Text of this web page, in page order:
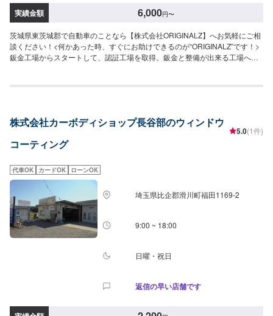
実績金額 6,000円〜
茨城県東茨城郡で自動車のことなら【株式会社ORIGINALZ】へお気軽にご相
談ください！<何かあった時、すぐにお助けできるのが“ORIGINALZ”です！>
鈑金工場からスタートして、認証工場を取得。鈑金と整備が出来る工場へと
す。信頼と安心をお届けし、最後には笑顔になっていただけるよう努めま
スタムなどにも力を入れ、工場での一貫作業として今までのノウハウを生か
しております。当店はただ車を修理したり販売するだけでなく、お客様に何
かあった時にすぐに駆け付け、相談に乗り、対応から解決まで導くことがで
の身近な相談役」として、お困りの際はお気軽にご相談ください。【1】オフ
ァーにてお問い合わせ【2】お見積り【3】お見積りにご納得いただければ作
業開始【4】仕上がり次第納車-----納期について-----納期は通常1日～2日程度
で納車となります。(要相談)納期は前後する場合がございます。予めご了承く
ださい。-----代車について-----代車をご用意しています。お車の作業中は代車
をご利用ください。※代車の燃料代はお客様にご負担いただいております。---
--ご来店時の注意、受付方法-----お客様をお待たせしないために、お越しの際
停めください。受付はスタッフへ「メンテモで予約しました」とお伝えくだ
株式会社カーボディショップ長谷部のウィンドウ
コーティング
5.0(1件)
代車OK カードOK ローンOK
埼玉県比企郡滑川町福田1169-2
9:00 ~ 18:00
日曜・祝日
返信の早い店舗です